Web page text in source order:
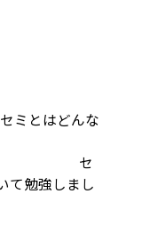
ミとはどんな
セ
て勉強しまし